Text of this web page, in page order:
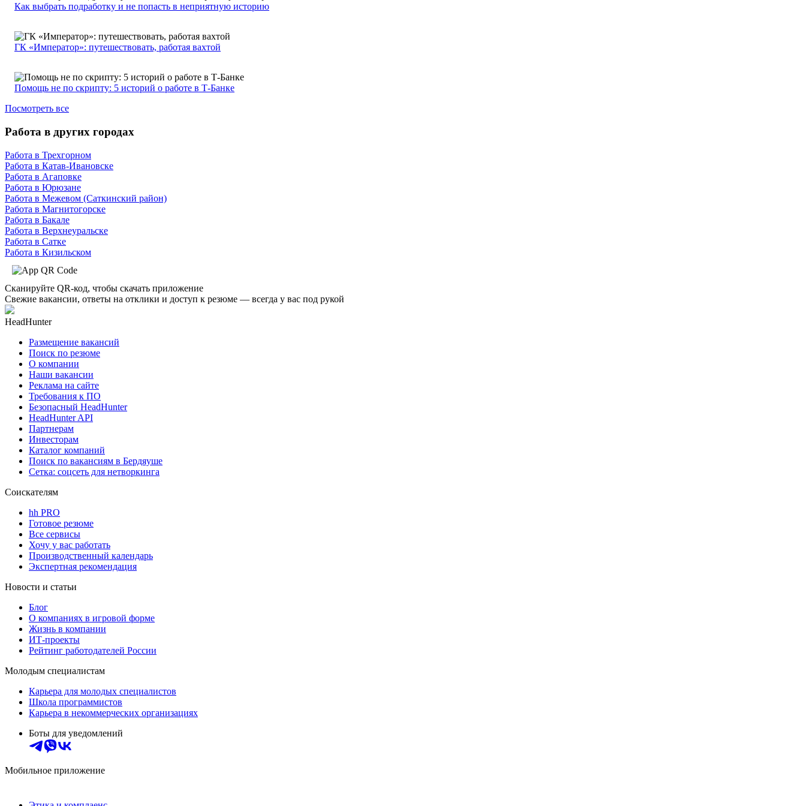
Как выбрать подработку и не попасть в неприятную историю
ГК «Император»: путешествовать, работая вахтой
Помощь не по скрипту: 5 историй о работе в Т-Банке
Посмотреть все
Работа в других городах
Работа в Трехгорном
Работа в Катав-Ивановске
Работа в Агаповке
Работа в Юрюзане
Работа в Межевом (Саткинский район)
Работа в Магнитогорске
Работа в Бакале
Работа в Верхнеуральске
Работа в Сатке
Работа в Кизильском
Сканируйте QR-код, чтобы скачать приложение
Свежие вакансии, ответы на отклики и доступ к резюме — всегда у вас под рукой
HeadHunter
Размещение вакансий
Поиск по резюме
О компании
Наши вакансии
Реклама на сайте
Требования к ПО
Безопасный HeadHunter
HeadHunter API
Партнерам
Инвесторам
Каталог компаний
Поиск по вакансиям в Бердяуше
Сетка: соцсеть для нетворкинга
Соискателям
hh PRO
Готовое резюме
Все сервисы
Хочу у вас работать
Производственный календарь
Экспертная рекомендация
Новости и статьи
Блог
О компаниях в игровой форме
Жизнь в компании
ИТ-проекты
Рейтинг работодателей России
Молодым специалистам
Карьера для молодых специалистов
Школа программистов
Карьера в некоммерческих организациях
Боты для уведомлений
Мобильное приложение